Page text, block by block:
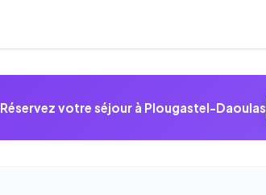
Réservez votre séjour à Plougastel-Daoulas